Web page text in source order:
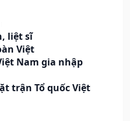
liệt sĩ
Việt
Nam gia nhập
trận Tổ quốc Việt